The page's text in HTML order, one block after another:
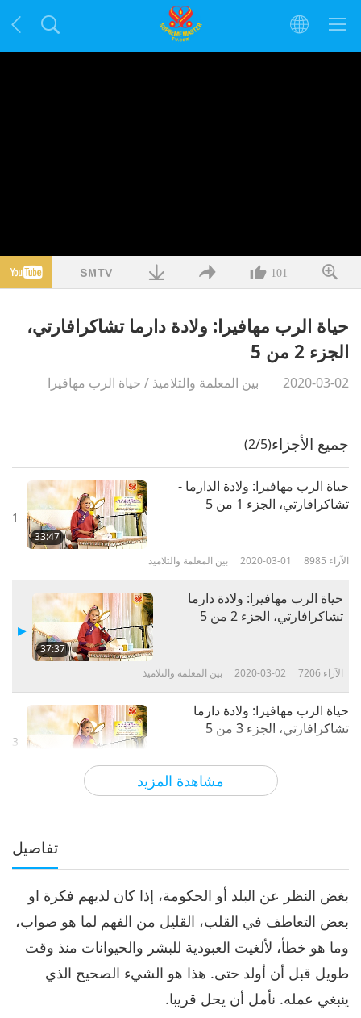
101
حياة الرب مهافيرا: ولادة دارما تشاكرافارتي،
الجزء 2 من 5
2020-03-02 بين المعلمة والتلاميذ / حياة الرب مهافيرا
مشاهدة المزيد
جميع الأجزاء(2/5)
1
33:47
حياة الرب مهافيرا: ولادة الدارما -
تشاكرافارتي، الجزء 1 من 5
بين المعلمة والتلاميذ 2020-03-01 8985 الآراء
37:37
حياة الرب مهافيرا: ولادة دارما
تشاكرافارتي، الجزء 2 من 5
بين المعلمة والتلاميذ 2020-03-02 7206 الآراء
3
حياة الرب مهافيرا: ولادة دارما
تشاكرافارتي، الجزء 3 من 5
بين المعلمة والتلاميذ 2020-03-03
4
33:32
بين المعلمة والتلاميذ 2020-03-04 7265 الآراء
31:54
حياة الرب مهافيرا: ولادة دارما
تشاكرافارتي، الجزء 5 من 5
بين المعلمة والتلاميذ 2020-03-05 7055 الآراء
تفاصيل
بغض النظر عن البلد أو الحكومة، إذا كان لديهم فكرة او
بعض التعاطف في القلب، القليل من الفهم لما هو صواب،
وما هو خطأ، لألغيت العبودية للبشر والحيوانات منذ وقت
طويل قبل أن أولد حتى. هذا هو الشيء الصحيح الذي
ينبغي عمله. نأمل أن يحل قريبا.